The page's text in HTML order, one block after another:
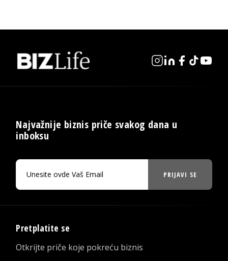
Najvažnije biznis priče svakog dana u
inboksu
PRIJAVI SE
Pretplatite se
Otkrijte priče koje pokreću biznis